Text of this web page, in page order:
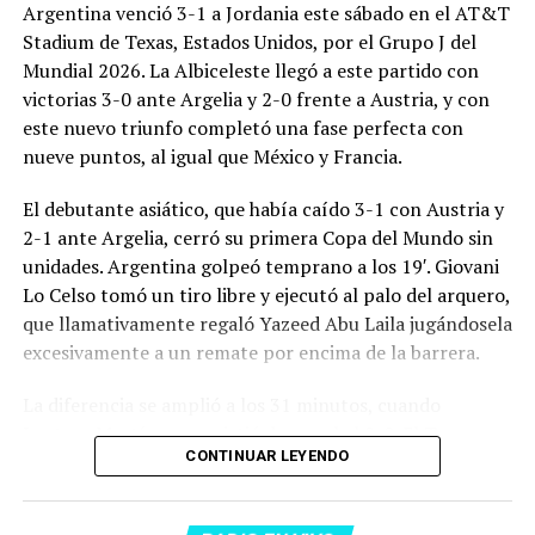
Argentina venció 3-1 a Jordania este sábado en el AT&T
Stadium de Texas, Estados Unidos, por el Grupo J del
Mundial 2026. La Albiceleste llegó a este partido con
victorias 3-0 ante Argelia y 2-0 frente a Austria, y con
este nuevo triunfo completó una fase perfecta con
nueve puntos, al igual que México y Francia.
El debutante asiático, que había caído 3-1 con Austria y
2-1 ante Argelia, cerró su primera Copa del Mundo sin
unidades. Argentina golpeó temprano a los 19′. Giovani
Lo Celso tomó un tiro libre y ejecutó al palo del arquero,
que llamativamente regaló Yazeed Abu Laila jugándosela
excesivamente a un remate por encima de la barrera.
Lautaro Martínez convirtió de penal el 2-0. El Toro
anotó su primer gol en Copas del Mundo, tras no
dentro del área sobre Marcos Senesi, que intentó ir a
CONTINUAR LEYENDO